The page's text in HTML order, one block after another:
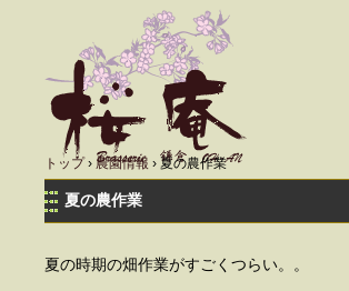
トップ › 農園情報 › 夏の農作業
夏の農作業
夏の時期の畑作業がすごくつらい。。